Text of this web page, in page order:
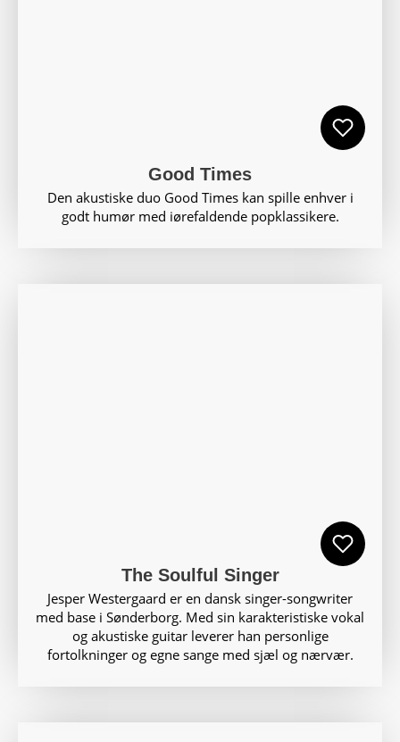
Good Times
Den akustiske duo Good Times kan spille enhver i
godt humør med iørefaldende popklassikere.
The Soulful Singer
Jesper Westergaard er en dansk singer-songwriter
med base i Sønderborg. Med sin karakteristiske vokal
og akustiske guitar leverer han personlige
fortolkninger og egne sange med sjæl og nærvær.